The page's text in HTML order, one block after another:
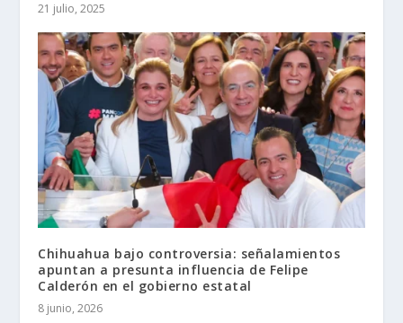
21 julio, 2025
Chihuahua bajo controversia: señalamientos
apuntan a presunta influencia de Felipe
Calderón en el gobierno estatal
8 junio, 2026